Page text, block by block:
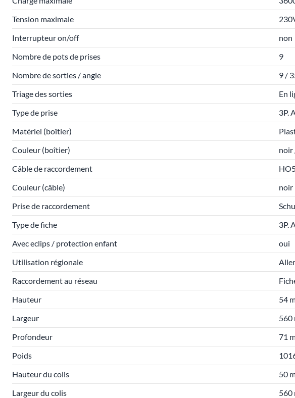
Tension maximale
Interrupteur on/off
non
Nombre de pots de prises
9
Nombre de sorties / angle
9 /
Triage des sorties
En
Type de prise
3P.
Matériel (boîtier)
Couleur (boîtier)
noir
Câble de raccordement
Couleur (câble)
noir
Prise de raccordement
Type de fiche
3P.
Avec eclips / protection enfant
oui
Utilisation régionale
Raccordement au réseau
Hauteur
54
Largeur
560
Profondeur
71
Poids
Hauteur du colis
50
Largeur du colis
560